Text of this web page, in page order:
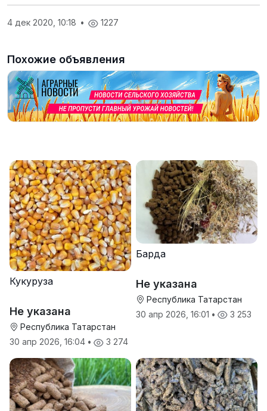
4 дек 2020, 10:18 • 1227
Похожие объявления
Кукуруза
Не указана
Республика Татарстан
30 апр 2026, 16:04 • 3 274
Барда
Не указана
Республика Татарстан
30 апр 2026, 16:01 • 3 253